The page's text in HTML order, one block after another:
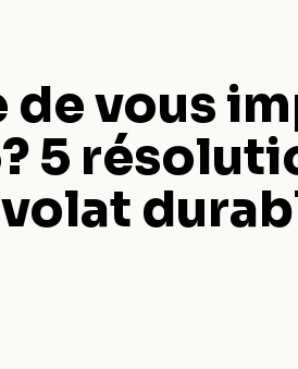
de vous
5